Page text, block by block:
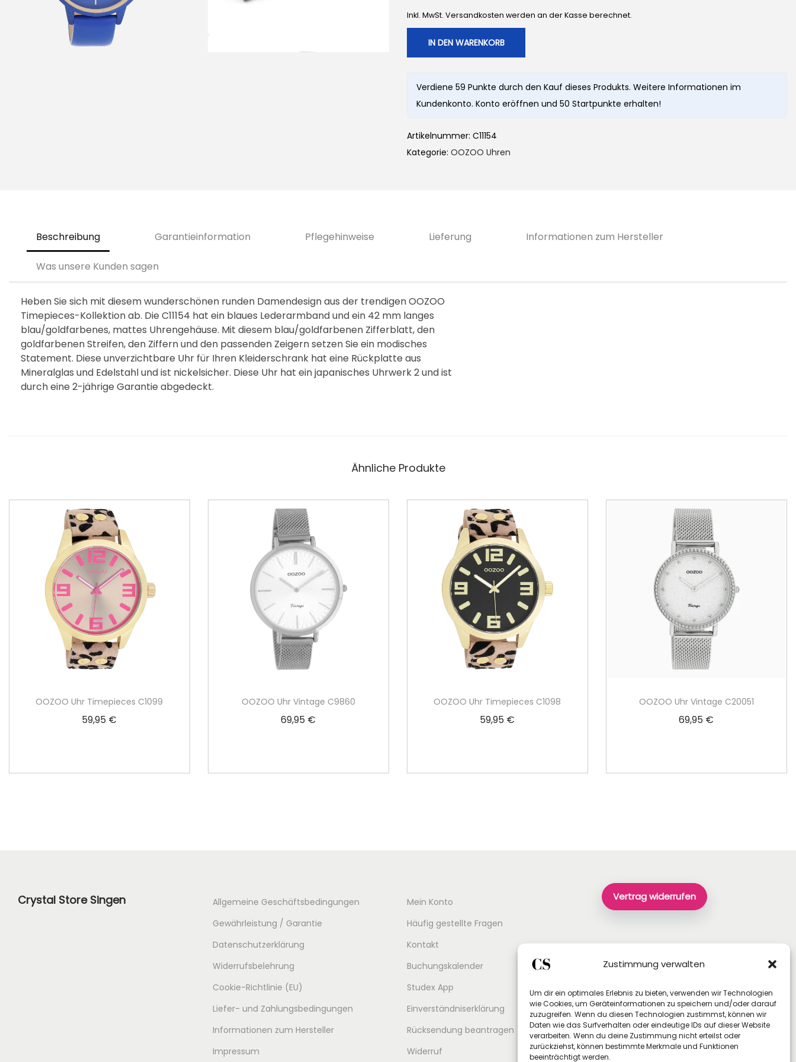
Zustimmung verwalten
Um dir ein optimales Erlebnis zu bieten, verwenden wir Technologien
wie Cookies, um Geräteinformationen zu speichern und/oder darauf
zuzugreifen. Wenn du diesen Technologien zustimmst, können wir
Daten wie das Surfverhalten oder eindeutige IDs auf dieser Website
verarbeiten. Wenn du deine Zustimmung nicht erteilst oder
zurückziehst, können bestimmte Merkmale und Funktionen
beeinträchtigt werden.
Inkl. MwSt. Versandkosten werden an der Kasse berechnet.
IN DEN WARENKORB
Verdiene 59 Punkte durch den Kauf dieses Produkts. Weitere Informationen im
Kundenkonto. Konto eröffnen und 50 Startpunkte erhalten!
Artikelnummer: C11154
Kategorie: OOZOO Uhren
Beschreibung Garantieinformation Pflegehinweise Lieferung Informationen zum Hersteller
Was unsere Kunden sagen
Heben Sie sich mit diesem wunderschönen runden Damendesign aus der trendigen OOZOO
Timepieces-Kollektion ab. Die C11154 hat ein blaues Lederarmband und ein 42 mm langes
blau/goldfarbenes, mattes Uhrengehäuse. Mit diesem blau/goldfarbenen Zifferblatt, den
goldfarbenen Streifen, den Ziffern und den passenden Zeigern setzen Sie ein modisches
Statement. Diese unverzichtbare Uhr für Ihren Kleiderschrank hat eine Rückplatte aus
Mineralglas und Edelstahl und ist nickelsicher. Diese Uhr hat ein japanisches Uhrwerk 2 und ist
durch eine 2-jährige Garantie abgedeckt.
Ähnliche Produkte
OOZOO Uhr Timepieces C1099
59,95 €
OOZOO Uhr Vintage C9860
69,95 €
OOZOO Uhr Timepieces C1098
59,95 €
OOZOO Uhr Vintage C20051
69,95 €
Crystal Store Singen
Allgemeine Geschäftsbedingungen
Gewährleistung / Garantie
Datenschutzerklärung
Widerrufsbelehrung
Cookie-Richtlinie (EU)
Liefer- und Zahlungsbedingungen
Informationen zum Hersteller
Impressum
Mein Konto
Häufig gestellte Fragen
Kontakt
Buchungskalender
Studex App
Einverständniserklärung
Rücksendung beantragen
Widerruf
Vertrag widerrufen